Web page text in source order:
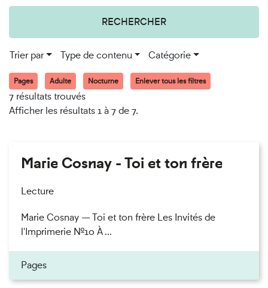
RECHERCHER
Trier par Type de contenu Catégorie
Pages Adulte Nocturne Enlever tous les filtres
7 résultats trouvés
Afficher les résultats 1 à 7 de 7.
Marie Cosnay - Toi et ton frère
Lecture
Marie Cosnay — Toi et ton frère Les Invités de
l'Imprimerie n°10 À ...
Pages